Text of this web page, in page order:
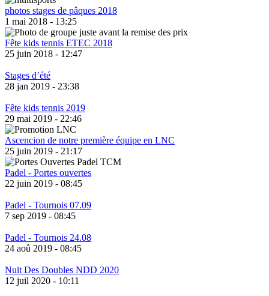
photos stages de pâques 2018
1 mai 2018 - 13:25
Fête kids tennis ETEC 2018
25 juin 2018 - 12:47
Stages d’été
28 jan 2019 - 23:38
Fête kids tennis 2019
29 mai 2019 - 22:46
Ascencion de notre première équipe en LNC
25 juin 2019 - 21:17
Padel - Portes ouvertes
22 juin 2019 - 08:45
Padel - Tournois 07.09
7 sep 2019 - 08:45
Padel - Tournois 24.08
24 aoû 2019 - 08:45
Nuit Des Doubles NDD 2020
12 juil 2020 - 10:11